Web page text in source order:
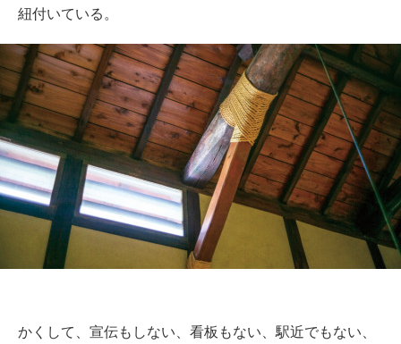
紐付いている。
かくして、宣伝もしない、看板もない、駅近でもない、